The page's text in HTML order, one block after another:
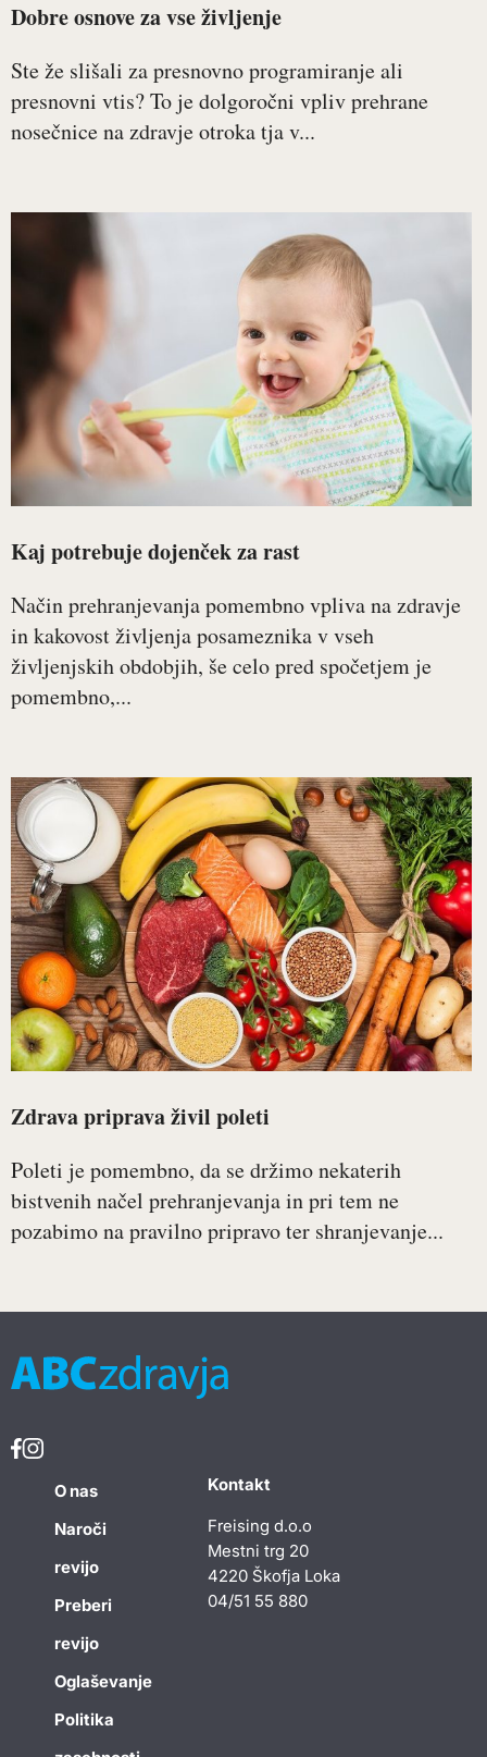
Dobre osnove za vse življenje
Ste že slišali za presnovno programiranje ali
presnovni vtis? To je dolgoročni vpliv prehrane
nosečnice na zdravje otroka tja v...
Kaj potrebuje dojenček za rast
Način prehranjevanja pomembno vpliva na zdravje
in kakovost življenja posameznika v vseh
življenjskih obdobjih, še celo pred spočetjem je
pomembno,...
Zdrava priprava živil poleti
Poleti je pomembno, da se držimo nekaterih
bistvenih načel prehranjevanja in pri tem ne
pozabimo na pravilno pripravo ter shranjevanje...
O nas
Naroči
revijo
Preberi
revijo
Oglaševanje
Politika
Kontakt
Freising d.o.o
Mestni trg 20
4220 Škofja Loka
04/51 55 880